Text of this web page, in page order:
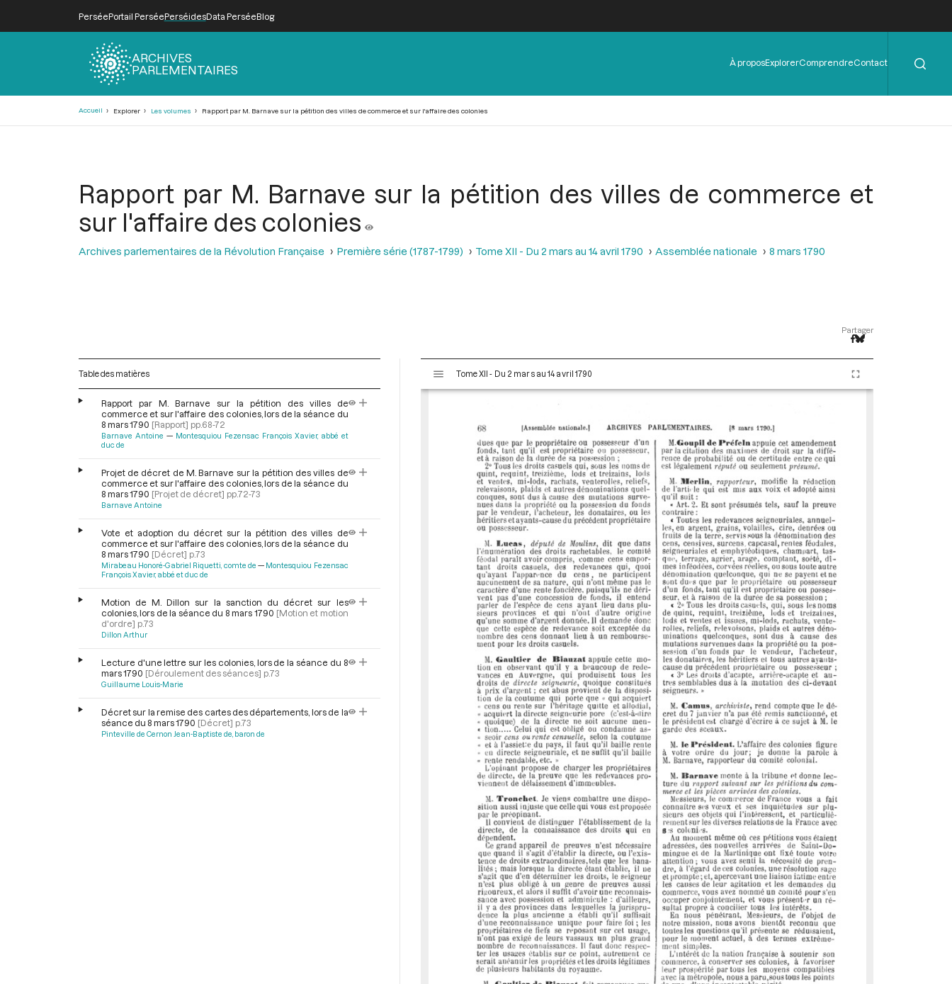
PerséePortail PerséePerséidesData PerséeBlog
ARCHIVES
PARLEMENTAIRES
Menu
de
À proposExplorerComprendreContact
Accueil Explorer Les volumes Rapport par M. Barnave sur la pétition des villes de commerce et sur l'affaire des colonies
Rapport par M. Barnave sur la pétition des villes de commerce et
sur l'affaire des colonies
Archives parlementaires de la Révolution Française Première série (1787-1799) Tome XII - Du 2 mars au 14 avril 1790 Assemblée nationale 8 mars 1790
Partager
Table des matières
Rapport par M. Barnave sur la pétition des villes de
commerce et sur l'affaire des colonies, lors de la séance du
8 mars 1790 [Rapport] pp.68-72
Barnave Antoine
Montesquiou Fezensac François Xavier, abbé et
duc de
Projet de décret de M. Barnave sur la pétition des villes de
commerce et sur l'affaire des colonies, lors de la séance du
8 mars 1790 [Projet de décret] pp.72-73
Barnave Antoine
Vote et adoption du décret sur la pétition des villes de
commerce et sur l'affaire des colonies, lors de la séance du
8 mars 1790 [Décret] p.73
Mirabeau Honoré-Gabriel Riquetti, comte de
Montesquiou Fezensac
François Xavier, abbé et duc de
Motion de M. Dillon sur la sanction du décret sur les
colonies, lors de la séance du 8 mars 1790 [Motion et motion
d'ordre] p.73
Dillon Arthur
Lecture d'une lettre sur les colonies, lors de la séance du 8
mars 1790 [Déroulement des séances] p.73
Guillaume Louis-Marie
Décret sur la remise des cartes des départements, lors de la
séance du 8 mars 1790 [Décret] p.73
Pinteville de Cernon Jean-Baptiste de, baron de
s
Tome XII - Du 2 mars au 14 avril 1790